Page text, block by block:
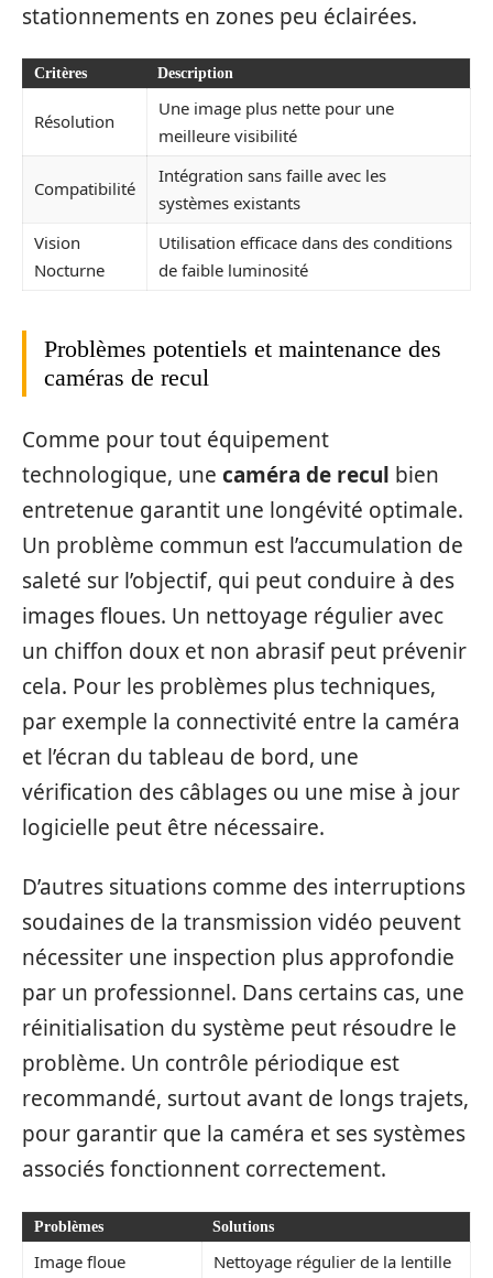
stationnements en zones peu éclairées.
Critères Description
Résolution
Une image plus nette pour une
meilleure visibilité
Compatibilité
Intégration sans faille avec les
systèmes existants
Vision
Nocturne
Utilisation efficace dans des conditions
de faible luminosité
Problèmes potentiels et maintenance des
caméras de recul
Comme pour tout équipement
technologique, une caméra de recul bien
entretenue garantit une longévité optimale.
Un problème commun est l’accumulation de
saleté sur l’objectif, qui peut conduire à des
images floues. Un nettoyage régulier avec
un chiffon doux et non abrasif peut prévenir
cela. Pour les problèmes plus techniques,
par exemple la connectivité entre la caméra
et l’écran du tableau de bord, une
vérification des câblages ou une mise à jour
logicielle peut être nécessaire.
D’autres situations comme des interruptions
soudaines de la transmission vidéo peuvent
nécessiter une inspection plus approfondie
par un professionnel. Dans certains cas, une
réinitialisation du système peut résoudre le
problème. Un contrôle périodique est
recommandé, surtout avant de longs trajets,
pour garantir que la caméra et ses systèmes
associés fonctionnent correctement.
Problèmes Solutions
Image floue Nettoyage régulier de la lentille